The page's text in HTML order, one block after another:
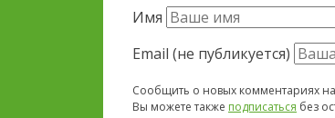
Имя
Email (не публикуется)
Сообщить о новых комментариях на
Вы можете также подписаться без